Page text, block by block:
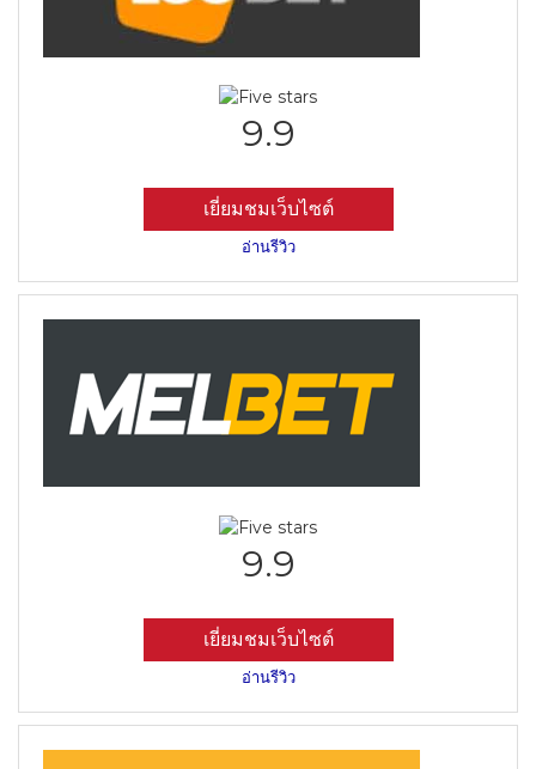
9.9
เยี่ยมชมเว็บไซต์
อ่านรีวิว
9.9
เยี่ยมชมเว็บไซต์
อ่านรีวิว